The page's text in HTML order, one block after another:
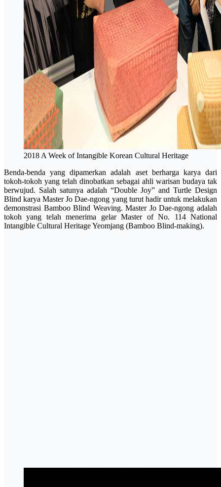
2018 A Week of Intangible Korean Cultural Heritage
Benda-benda yang dipamerkan adalah aset berharga karya dari
tokoh-tokoh yang telah dinobatkan sebagai ahli warisan budaya tak
berwujud. Salah satunya adalah “Double Joy” and Turtle Design
Blind karya Master Jo Dae-ngong yang turut hadir untuk melakukan
demonstrasi Bamboo Blind Weaving. Master Jo Dae-ngong adalah
tokoh yang telah menerima gelar Master of No. 114 National
Intangible Cultural Heritage Yeomjang (Bamboo Blind-making).